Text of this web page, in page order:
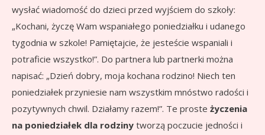
wysłać wiadomość do dzieci przed wyjściem do szkoły:
„Kochani, życzę Wam wspaniałego poniedziałku i udanego
tygodnia w szkole! Pamiętajcie, że jesteście wspaniali i
potraficie wszystko!”. Do partnera lub partnerki można
napisać: „Dzień dobry, moja kochana rodzino! Niech ten
poniedziałek przyniesie nam wszystkim mnóstwo radości i
pozytywnych chwil. Działamy razem!”. Te proste życzenia
na poniedziałek dla rodziny tworzą poczucie jedności i